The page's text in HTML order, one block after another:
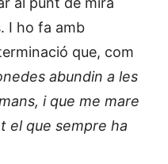
I ho fa amb
que, com
abundin a les
i que me mare
el que sempre ha